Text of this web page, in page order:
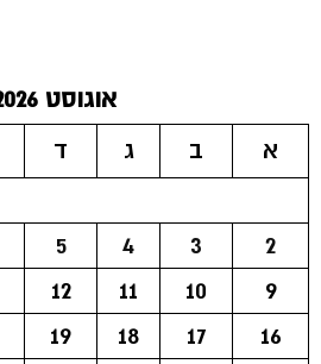
אוגוסט 2026
א
ב ג ד
2
3
4
5
9
10
11
12
16
17
18
19